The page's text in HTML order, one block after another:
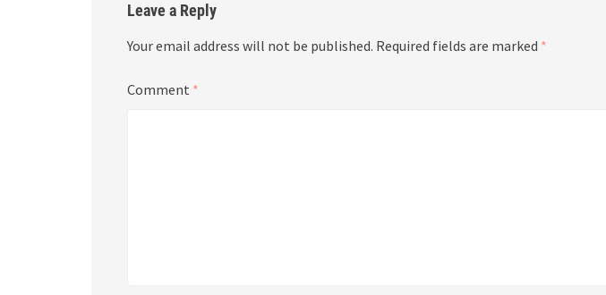
Leave a Reply
Your email address will not be published. Required fields are marked *
Comment *